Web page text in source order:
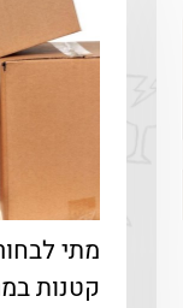
מתי
קטנות